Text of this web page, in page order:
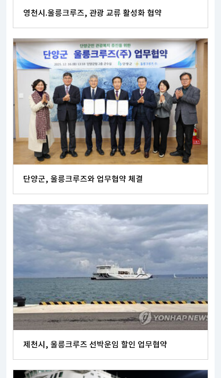
영천시.울릉크루즈, 관광 교류 활성화 협약
단양군, 울릉크루즈와 업무협약 체결
제천시, 울릉크루즈 선박운임 할인 업무협약